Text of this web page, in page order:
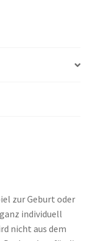
zur Geburt oder
individuell
nicht aus dem